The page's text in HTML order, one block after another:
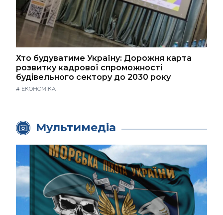
Хто будуватиме Україну: Дорожня карта
розвитку кадрової спроможності
будівельного сектору до 2030 року
# ЕКОНОМІКА
Мультимедіа